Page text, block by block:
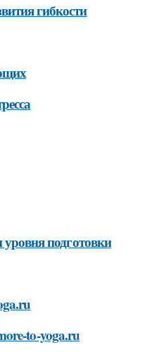
гибкости
уровня подготовки
to-yoga.ru